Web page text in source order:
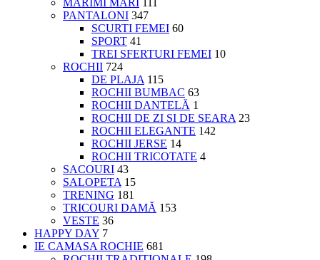
MARIMI MARI 111
PANTALONI 347
SCURTI FEMEI 60
SPORT 41
TREI SFERTURI FEMEI 10
ROCHII 724
DE PLAJA 115
ROCHII BUMBAC 63
ROCHII DANTELĂ 1
ROCHII DE ZI SI DE SEARA 23
ROCHII ELEGANTE 142
ROCHII JERSE 14
ROCHII TRICOTATE 4
SACOURI 43
SALOPETA 15
TRENING 181
TRICOURI DAMĂ 153
VESTE 36
HAPPY DAY 7
IE CAMASA ROCHIE 681